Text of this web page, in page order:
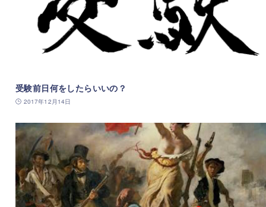
受験前日何をしたらいいの？
2017年12月14日